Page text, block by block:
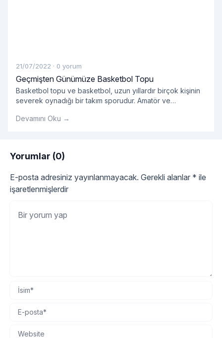
21/07/2022 · 0 yorum
Geçmişten Günümüze Basketbol Topu
Basketbol topu ve basketbol, ​​uzun yıllardır birçok kişinin
severek oynadığı bir takım sporudur. Amatör ve
basket çok önemlidir.
Devamını Oku →
Yorumlar (0)
E-posta adresiniz yayınlanmayacak. Gerekli alanlar * ile
işaretlenmişlerdir